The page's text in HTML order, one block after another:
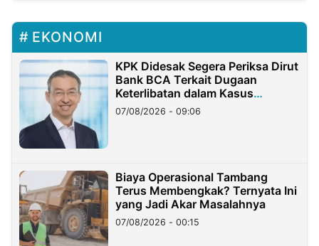
EKONOMI
KPK Didesak Segera Periksa Dirut
Bank BCA Terkait Dugaan
Keterlibatan dalam Kasus
Hilangnya Dana Nasabah Rp2,58
Miliar
07/08/2026 - 09:06
Biaya Operasional Tambang
Terus Membengkak? Ternyata Ini
yang Jadi Akar Masalahnya
07/08/2026 - 00:15